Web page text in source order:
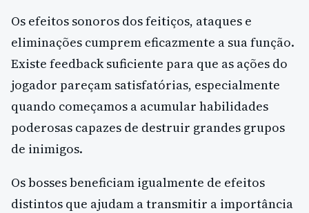
Os efeitos sonoros dos feitiços, ataques e
eliminações cumprem eficazmente a sua função.
Existe feedback suficiente para que as ações do
jogador pareçam satisfatórias, especialmente
quando começamos a acumular habilidades
poderosas capazes de destruir grandes grupos
de inimigos.
Os bosses beneficiam igualmente de efeitos
distintos que ajudam a transmitir a importância